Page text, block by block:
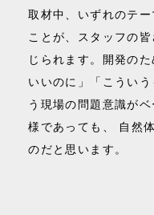
取材中、いずれのテ
ことが、スタッフの
じられます。開発の
いいのに」「こうい
う現場の問題意識が
様であっても、 自然
のだと思います。